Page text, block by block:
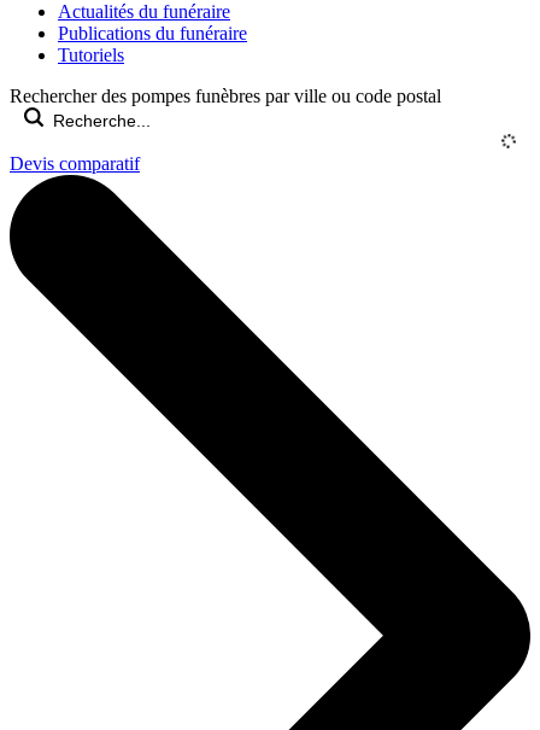
Actualités du funéraire
Publications du funéraire
Tutoriels
Rechercher des pompes funèbres par ville ou code postal
Devis comparatif